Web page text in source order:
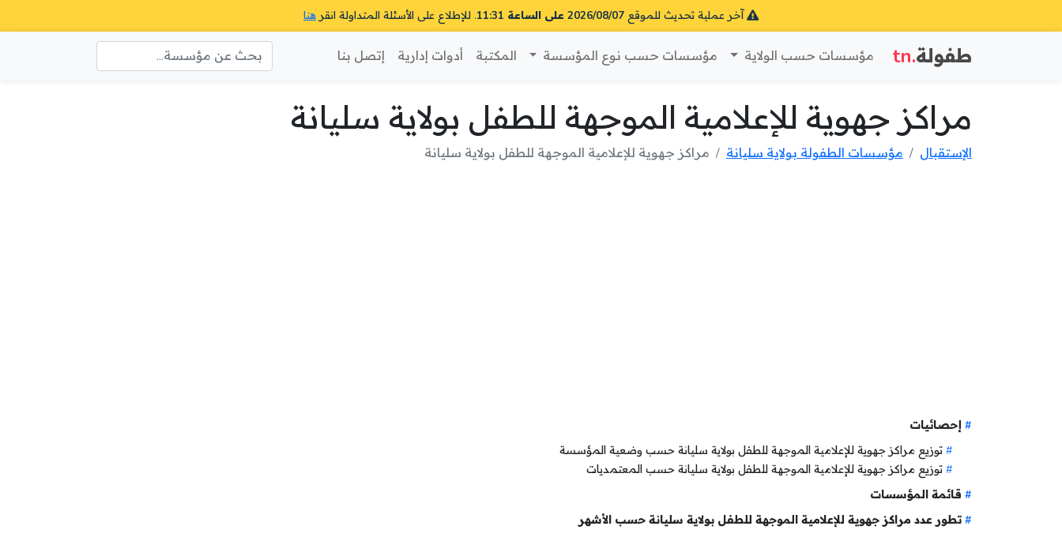
آخر عملية تحديث للموقع 2026/08/07 على الساعة 11:31 . للإطلاع على الأسئلة المتداولة انقر هنا
طفولة.tn مؤسسات حسب الولاية مؤسسات حسب نوع المؤسسة المكتبة أدوات إدارية إتصل بنا
مراكز جهوية للإعلامية الموجهة للطفل بولاية سليانة
الإستقبال مؤسسات الطفولة بولاية سليانة مراكز جهوية للإعلامية الموجهة للطفل بولاية سليانة
إحصائيات
توزيع مراكز جهوية للإعلامية الموجهة للطفل بولاية سليانة حسب وضعية المؤسسة
توزيع مراكز جهوية للإعلامية الموجهة للطفل بولاية سليانة حسب المعتمديات
قائمة المؤسسات
تطور عدد مراكز جهوية للإعلامية الموجهة للطفل بولاية سليانة حسب الأشهر